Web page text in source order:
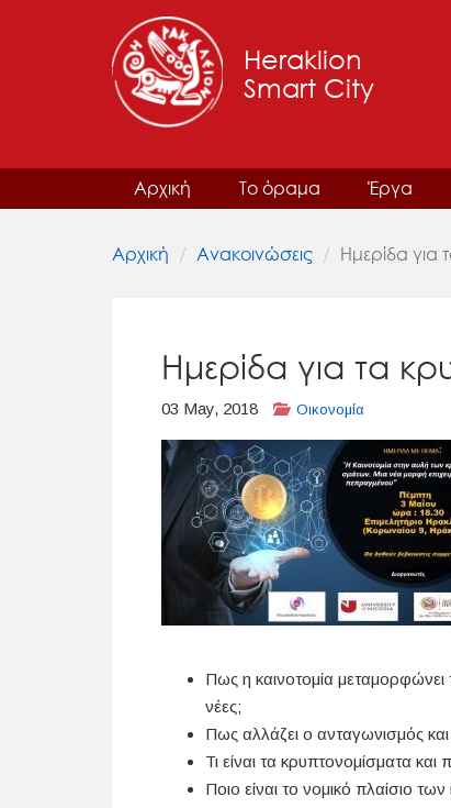
Heraklion
Smart City
Αρχική Το όραμα Έργα
Αρχική Ανακοινώσεις Ημερίδα για
Ημερίδα για τα
03 May, 2018 Οικονομία
Πως η καινοτομία μεταμορφώνει
νέες;
Πως αλλάζει ο ανταγωνισμός και
Τι είναι τα κρυπτονομίσματα
Ποιο είναι το νομικό πλαίσιο